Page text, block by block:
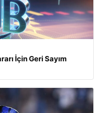
İçin Geri Sayım